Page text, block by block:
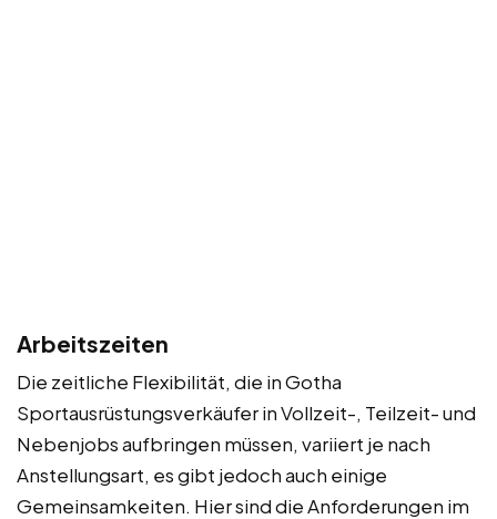
Arbeitszeiten
Die zeitliche Flexibilität, die in Gotha
Sportausrüstungsverkäufer in Vollzeit-, Teilzeit- und
Nebenjobs aufbringen müssen, variiert je nach
Anstellungsart, es gibt jedoch auch einige
Gemeinsamkeiten. Hier sind die Anforderungen im